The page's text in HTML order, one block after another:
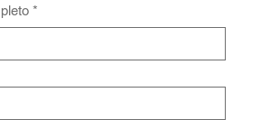
*